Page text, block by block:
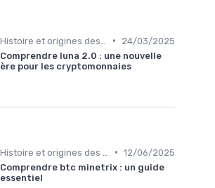
•
24/03/2025
Comprendre luna 2.0 : une nouvelle
ère pour les cryptomonnaies
• 12/06/2025
Comprendre btc minetrix : un guide
essentiel